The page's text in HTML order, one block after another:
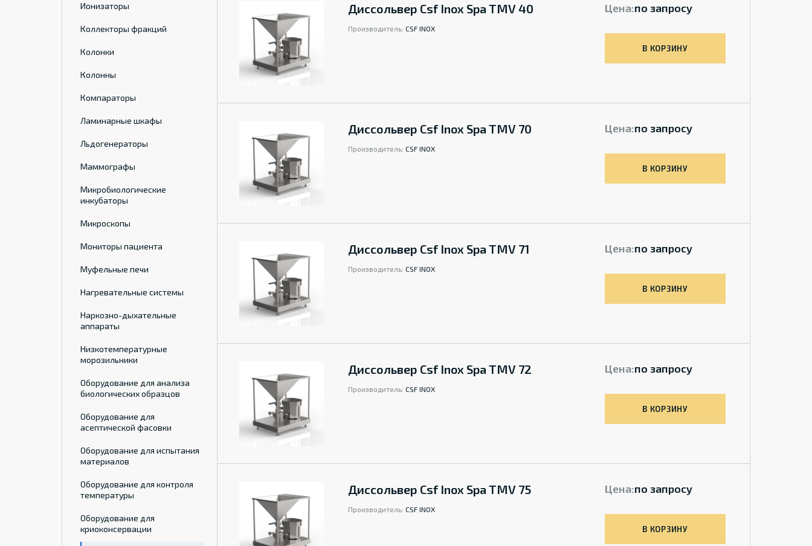
Ионизаторы
Коллекторы фракций
Колонки
Колонны
Компараторы
Ламинарные шкафы
Льдогенераторы
Маммографы
Микробиологические
инкубаторы
Микроскопы
Мониторы пациента
Муфельные печи
Нагревательные системы
Наркозно-дыхательные
аппараты
Низкотемпературные
морозильники
Оборудование для анализа
биологических образцов
Оборудование для
асептической фасовки
Оборудование для испытания
материалов
Оборудование для контроля
температуры
Оборудование для
криоконсервации
Диссольвер Csf Inox Spa TMV 40
Производитель: CSF INOX
Цена:по запросу
В КОРЗИНУ
Диссольвер Csf Inox Spa TMV 70
Производитель: CSF INOX
Цена:по запросу
В КОРЗИНУ
Диссольвер Csf Inox Spa TMV 71
Производитель: CSF INOX
Цена:по запросу
В КОРЗИНУ
Диссольвер Csf Inox Spa TMV 72
Производитель: CSF INOX
Цена:по запросу
В КОРЗИНУ
Диссольвер Csf Inox Spa TMV 75
Производитель: CSF INOX
Цена:по запросу
В КОРЗИНУ